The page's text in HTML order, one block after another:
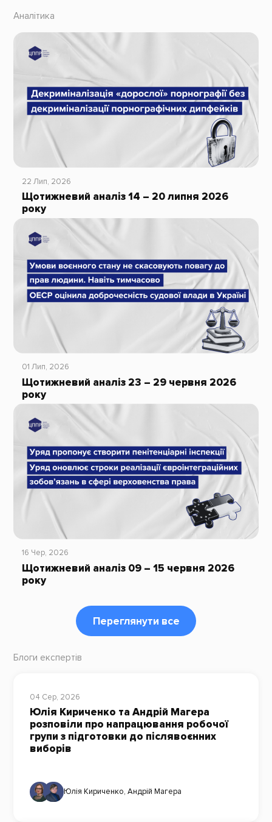
Аналітика
22 Лип, 2026
Щотижневий аналіз 14 – 20 липня 2026
року
01 Лип, 2026
Щотижневий аналіз 23 – 29 червня 2026
року
16 Чер, 2026
Щотижневий аналіз 09 – 15 червня 2026
року
Переглянути все
Блоги експертів
04 Сер, 2026
Юлія Кириченко та Андрій Магера
розповіли про напрацювання робочої
групи з підготовки до післявоєнних
виборів
Юлія Кириченко, Андрій Магера